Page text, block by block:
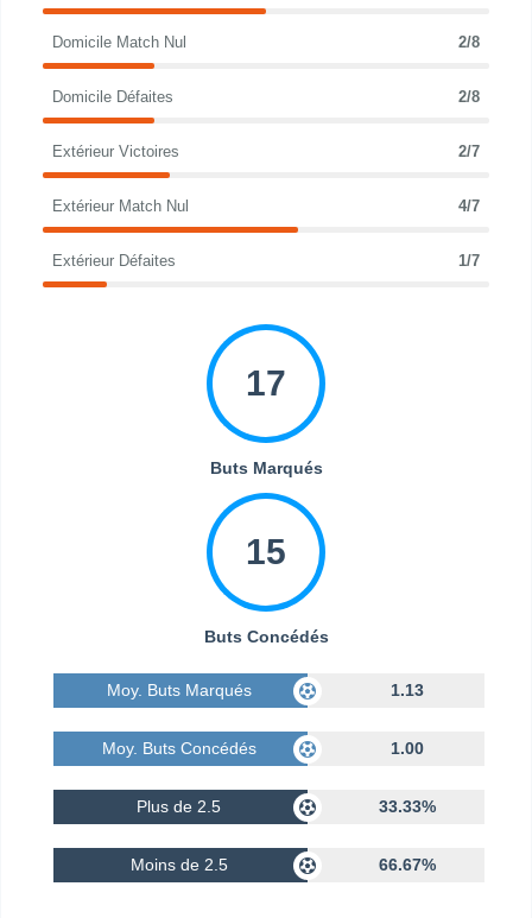
Domicile Match Nul 2/8
Domicile Défaites 2/8
Extérieur Victoires 2/7
Extérieur Match Nul 4/7
Extérieur Défaites 1/7
17
Buts Marqués
15
Buts Concédés
Moy. Buts Marqués 1.13
Moy. Buts Concédés 1.00
Plus de 2.5 33.33%
Moins de 2.5 66.67%